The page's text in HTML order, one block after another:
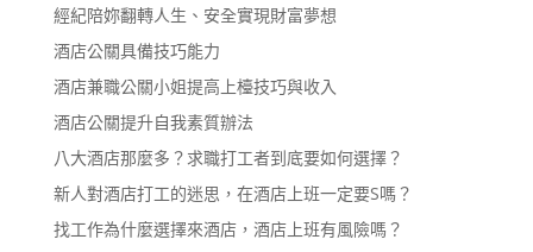
經紀陪妳翻轉人生、安全實現財富夢想
酒店公關具備技巧能力
酒店兼職公關小姐提高上檯技巧與收入
酒店公關提升自我素質辦法
八大酒店那麼多？求職打工者到底要如何選擇？
新人對酒店打工的迷思，在酒店上班一定要S嗎？
找工作為什麼選擇來酒店，酒店上班有風險嗎？